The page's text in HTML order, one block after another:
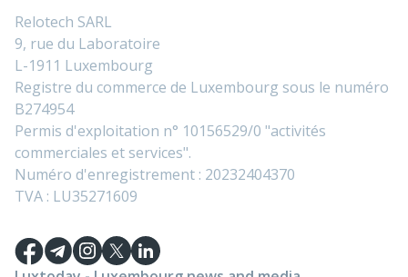
Relotech SARL
9, rue du Laboratoire
L-1911 Luxembourg
Registre du commerce de Luxembourg sous le numéro
B274954
Permis d'exploitation n° 10156529/0 "activités
commerciales et services".
Numéro d'enregistrement : 20232404370
TVA : LU35271609